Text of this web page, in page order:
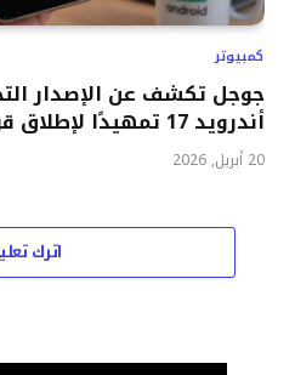
كمبيوتر
جوجل تكشف عن الإصدار
أندرويد 17 تمهيدًا لإطلاق قريب
20 أبريل, 2026
اترك